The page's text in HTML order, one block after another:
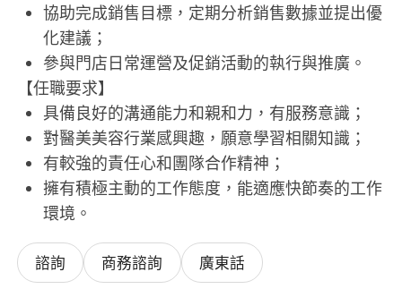
協助完成銷售目標，定期分析銷售數據並提出優
化建議；
參與門店日常運營及促銷活動的執行與推廣。
【任職要求】
具備良好的溝通能力和親和力，有服務意識；
對醫美美容行業感興趣，願意學習相關知識；
有較強的責任心和團隊合作精神；
擁有積極主動的工作態度，能適應快節奏的工作
環境。
諮詢 商務諮詢 廣東話